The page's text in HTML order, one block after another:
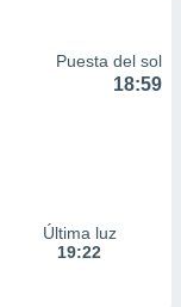
Puesta del sol
18:59
Última luz
19:22